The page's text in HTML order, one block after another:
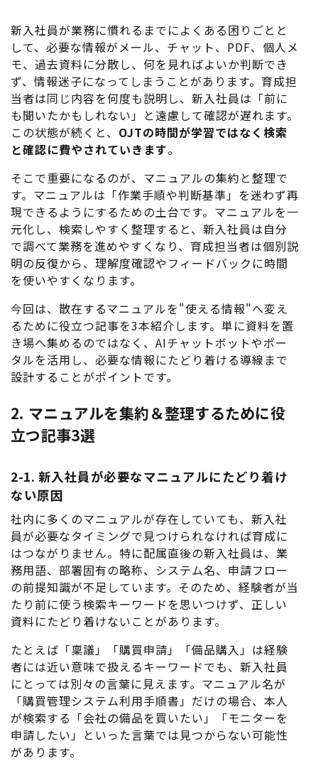
新入社員が業務に慣れるまでによくある困りごとと
して、必要な情報がメール、チャット、PDF、個人メ
モ、過去資料に分散し、何を見ればよいか判断でき
ず、情報迷子になってしまうことがあります。育成担
当者は同じ内容を何度も説明し、新入社員は「前に
も聞いたかもしれない」と遠慮して確認が遅れます。
この状態が続くと、 OJTの時間が学習ではなく検索
と確認に費やされていきます。
そこで重要になるのが、マニュアルの集約と整理で
す。マニュアルは「作業手順や判断基準」を迷わず再
現できるようにするための土台です。マニュアルを一
元化し、検索しやすく整理すると、新入社員は自分
で調べて業務を進めやすくなり、育成担当者は個別説
明の反復から、理解度確認やフィードバックに時間
を使いやすくなります。
今回は、散在するマニュアルを"使える情報"へ変え
るために役立つ記事を3本紹介します。単に資料を置
き場へ集めるのではなく、AIチャットボットやポー
タルを活用し、必要な情報にたどり着ける導線まで
設計することがポイントです。
2. マニュアルを集約＆整理するために役
立つ記事3選
2-1. 新入社員が必要なマニュアルにたどり着け
ない原因
社内に多くのマニュアルが存在していても、新入社
員が必要なタイミングで見つけられなければ育成に
はつながりません。特に配属直後の新入社員は、業
務用語、部署固有の略称、システム名、申請フロー
の前提知識が不足しています。そのため、経験者が当
たり前に使う検索キーワードを思いつけず、正しい
資料にたどり着けないことがあります。
たとえば「稟議」「購買申請」「備品購入」は経験
者には近い意味で扱えるキーワードでも、新入社員
にとっては別々の言葉に見えます。マニュアル名が
「購買管理システム利用手順書」だけの場合、本人
が検索する「会社の備品を買いたい」「モニターを
申請したい」といった言葉では見つからない可能性
があります。